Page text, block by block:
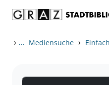
› ... Mediensuche ›